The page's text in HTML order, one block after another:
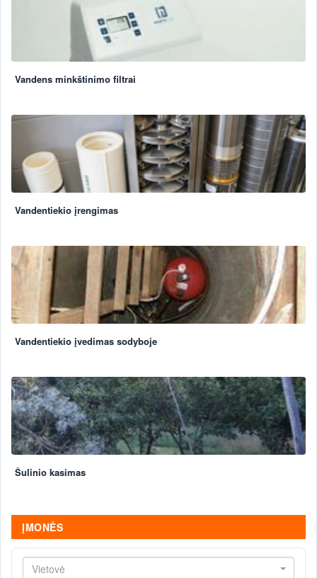
Vandens minkštinimo filtrai
Vandentiekio įrengimas
Vandentiekio įvedimas sodyboje
Šulinio kasimas
ĮMONĖS
Vietovė